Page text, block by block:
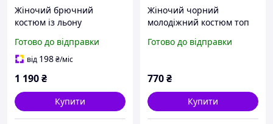
Жіночий брючний
костюм із льону
Готово до відправки
від 198₴/міс
1 190₴
Купити
Жіночий чорний
молодіжний костюм топ
із довгим рукавом
Готово до відправки
770₴
Купити